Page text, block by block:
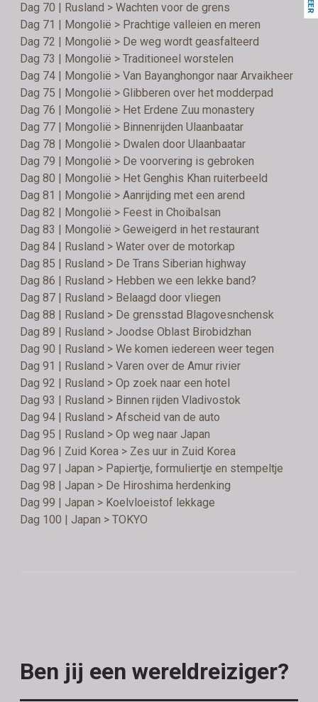
Dag 70 | Rusland > Wachten voor de grens
Dag 71 | Mongolië > Prachtige valleien en meren
Dag 72 | Mongolië > De weg wordt geasfalteerd
Dag 73 | Mongolië > Traditioneel worstelen
Dag 74 | Mongolië > Van Bayanghongor naar Arvaikheer
Dag 75 | Mongolië > Glibberen over het modderpad
Dag 76 | Mongolië > Het Erdene Zuu monastery
Dag 77 | Mongolië > Binnenrijden Ulaanbaatar
Dag 78 | Mongolië > Dwalen door Ulaanbaatar
Dag 79 | Mongolië > De voorvering is gebroken
Dag 80 | Mongolië > Het Genghis Khan ruiterbeeld
Dag 81 | Mongolië > Aanrijding met een arend
Dag 82 | Mongolië > Feest in Choibalsan
Dag 83 | Mongolië > Geweigerd in het restaurant
Dag 84 | Rusland > Water over de motorkap
Dag 85 | Rusland > De Trans Siberian highway
Dag 86 | Rusland > Hebben we een lekke band?
Dag 87 | Rusland > Belaagd door vliegen
Dag 88 | Rusland > De grensstad Blagovesnchensk
Dag 89 | Rusland > Joodse Oblast Birobidzhan
Dag 90 | Rusland > We komen iedereen weer tegen
Dag 91 | Rusland > Varen over de Amur rivier
Dag 92 | Rusland > Op zoek naar een hotel
Dag 93 | Rusland > Binnen rijden Vladivostok
Dag 94 | Rusland > Afscheid van de auto
Dag 95 | Rusland > Op weg naar Japan
Dag 96 | Zuid Korea > Zes uur in Zuid Korea
Dag 97 | Japan > Papiertje, formuliertje en stempeltje
Dag 98 | Japan > De Hiroshima herdenking
Dag 99 | Japan > Koelvloeistof lekkage
Dag 100 | Japan > TOKYO
Ben jij een wereldreiziger?